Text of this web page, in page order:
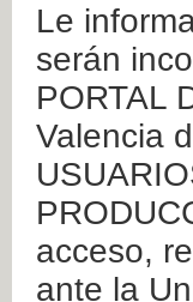
Le
serán
PORTAL
Valencia
acceso,
ante la